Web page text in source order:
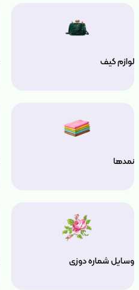
لوازم کیف
نمدها
وسایل شماره دوزی